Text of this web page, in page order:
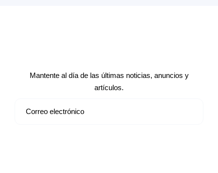
Mantente al día de las últimas noticias, anuncios y
artículos.